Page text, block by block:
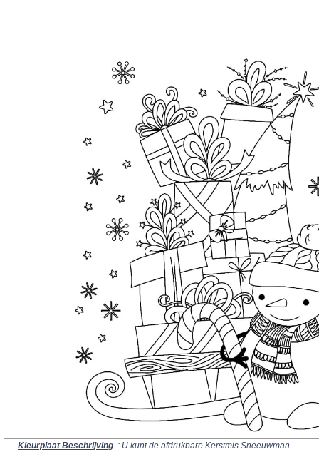
Kleurplaat Beschrijving : U kunt de afdrukbare Kerstmis Sneeuwman